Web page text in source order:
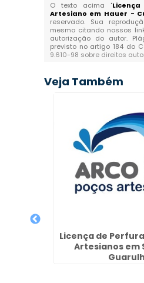
O texto acima "
Artesiano em Hauer -
reservado. Sua
mesmo citando nossos
autorização do autor.
previsto no artigo 184 do
9.610-98 sobre direitos
Veja Também
Licença de
Artesianos em